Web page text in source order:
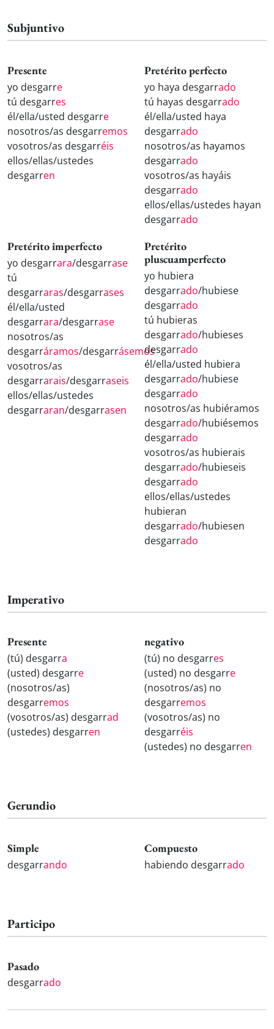
Subjuntivo
Presente
yo desgarre
tú desgarres
él/ella/usted desgarre
nosotros/as desgarremos
vosotros/as desgarréis
ellos/ellas/ustedes
desgarren
Pretérito perfecto
yo haya desgarrado
tú hayas desgarrado
él/ella/usted haya
desgarrado
nosotros/as hayamos
desgarrado
vosotros/as hayáis
desgarrado
ellos/ellas/ustedes hayan
desgarrado
Pretérito imperfecto
yo desgarrara/desgarrase
tú
desgarraras/desgarrases
él/ella/usted
desgarrara/desgarrase
nosotros/as
desgarráramos/desgarrásemos
vosotros/as
desgarrarais/desgarraseis
ellos/ellas/ustedes
desgarraran/desgarrasen
Pretérito
pluscuamperfecto
yo hubiera
desgarrado/hubiese
desgarrado
tú hubieras
desgarrado/hubieses
desgarrado
él/ella/usted hubiera
desgarrado/hubiese
desgarrado
nosotros/as hubiéramos
desgarrado/hubiésemos
desgarrado
vosotros/as hubierais
desgarrado/hubieseis
desgarrado
ellos/ellas/ustedes
hubieran
desgarrado/hubiesen
desgarrado
Imperativo
Presente
(tú) desgarra
(usted) desgarre
(nosotros/as)
desgarremos
(vosotros/as) desgarrad
(ustedes) desgarren
negativo
(tú) no desgarres
(usted) no desgarre
(nosotros/as) no
desgarremos
(vosotros/as) no
desgarréis
(ustedes) no desgarren
Gerundio
Simple
desgarrando
Compuesto
habiendo desgarrado
Participo
Pasado
desgarrado